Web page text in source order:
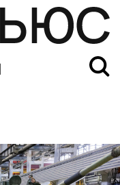
были серьезные